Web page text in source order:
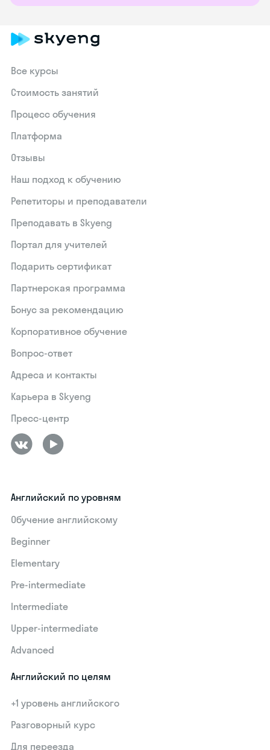
Все курсы
Стоимость занятий
Процесс обучения
Платформа
Отзывы
Наш подход к обучению
Репетиторы и преподаватели
Преподавать в Skyeng
Портал для учителей
Подарить сертификат
Партнерская программа
Бонус за рекомендацию
Корпоративное обучение
Вопрос-ответ
Адреса и контакты
Карьера в Skyeng
Пресс-центр
Английский по уровням
Обучение английскому
Beginner
Elementary
Pre-intermediate
Intermediate
Upper-intermediate
Advanced
Английский по целям
+1 уровень английского
Разговорный курс
Для переезда